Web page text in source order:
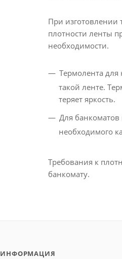
При изготовлении
плотности ленты
необходимости.
Термолента для
такой ленте.
теряет яркость.
Для
необходимого
Требования к
банкомату.
ИНФОРМАЦИЯ